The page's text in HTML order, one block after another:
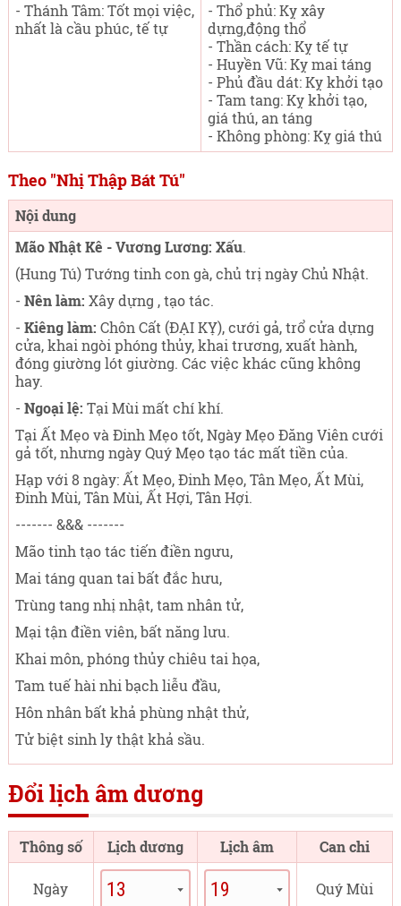
- Thánh Tâm: Tốt mọi việc,
nhất là cầu phúc, tế tự
- Thổ phủ: Kỵ xây
dựng,động thổ
- Thần cách: Kỵ tế tự
- Huyền Vũ: Kỵ mai táng
- Phủ đầu dát: Kỵ khởi tạo
- Tam tang: Kỵ khởi tạo,
giá thú, an táng
- Không phòng: Kỵ giá thú
Theo "Nhị Thập Bát Tú"
Nội dung
Mão Nhật Kê - Vương Lương: Xấu.
(Hung Tú) Tướng tinh con gà, chủ trị ngày Chủ Nhật.
- Nên làm: Xây dựng , tạo tác.
- Kiêng làm: Chôn Cất (ĐẠI KỴ), cưới gả, trổ cửa dựng
cửa, khai ngòi phóng thủy, khai trương, xuất hành,
đóng giường lót giường. Các việc khác cũng không
hay.
- Ngoại lệ: Tại Mùi mất chí khí.
Tại Ất Mẹo và Đinh Mẹo tốt, Ngày Mẹo Đăng Viên cưới
gả tốt, nhưng ngày Quý Mẹo tạo tác mất tiền của.
Hạp với 8 ngày: Ất Mẹo, Đinh Mẹo, Tân Mẹo, Ất Mùi,
Đinh Mùi, Tân Mùi, Ất Hợi, Tân Hợi.
------- &&& -------
Mão tinh tạo tác tiến điền ngưu,
Mai táng quan tai bất đắc hưu,
Trùng tang nhị nhật, tam nhân tử,
Mại tận điền viên, bất năng lưu.
Khai môn, phóng thủy chiêu tai họa,
Tam tuế hài nhi bạch liễu đầu,
Hôn nhân bất khả phùng nhật thử,
Tử biệt sinh ly thật khả sầu.
Đổi lịch âm dương
Thông số Lịch dương Lịch âm Can chi
Ngày Quý Mùi